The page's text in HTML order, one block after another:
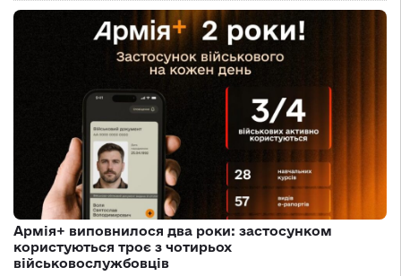
Армія+ виповнилося два роки: застосунком
користуються троє з чотирьох
військовослужбовців